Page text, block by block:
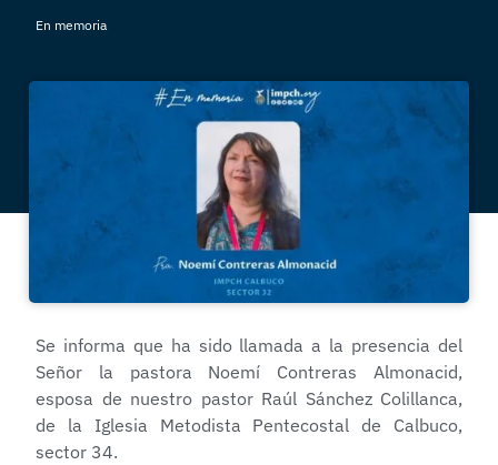
En memoria
Se informa que ha sido llamada a la presencia del
Señor la pastora Noemí Contreras Almonacid,
esposa de nuestro pastor Raúl Sánchez Colillanca,
de la Iglesia Metodista Pentecostal de Calbuco,
sector 34.